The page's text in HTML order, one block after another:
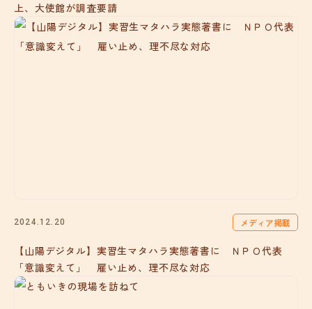
上、大使館が調査要請
2024.12.20 メディア掲載
【山陽デジタル】実習生マタハラ実態著書に ＮＰＯ代表
「意識変えて」 雇い止め、理不尽な対応